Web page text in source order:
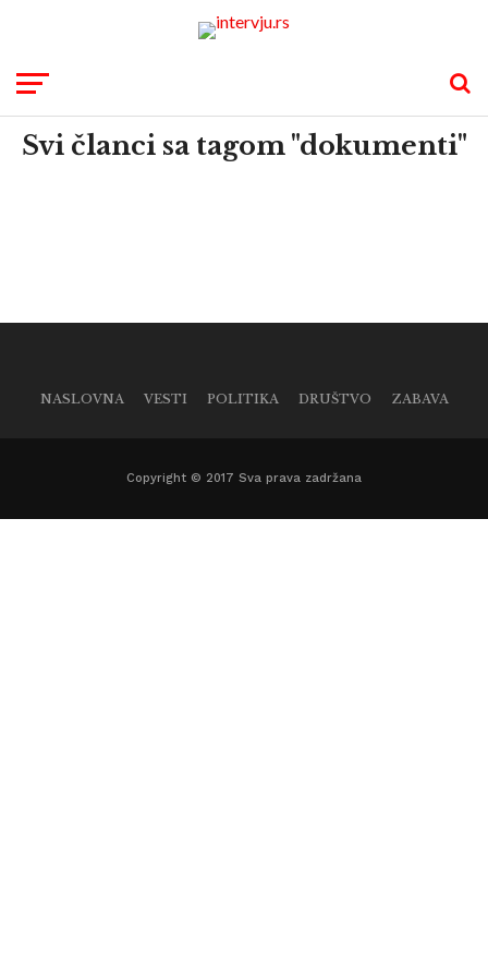
Svi članci sa tagom "dokumenti"
NASLOVNA VESTI POLITIKA DRUŠTVO ZABAVA
Copyright © 2017 Sva prava zadržana